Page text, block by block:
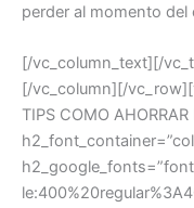
perder al momento del
[/vc_column_text][/
[/vc_column][/
TIPS COMO AHORRAR